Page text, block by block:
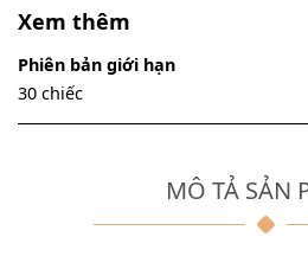
MÔ TẢ SẢN
Xem thêm
Phiên bản giới hạn
30 chiếc